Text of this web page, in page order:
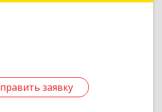
заявку
заявку